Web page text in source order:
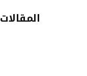
المقالات